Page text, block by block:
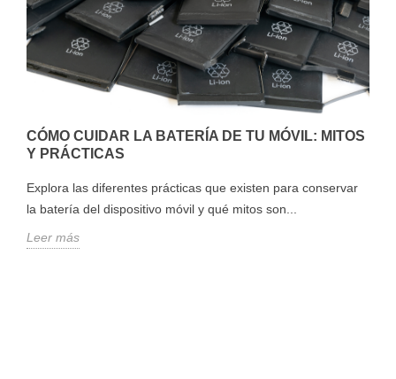
CÓMO CUIDAR LA BATERÍA DE TU MÓVIL: MITOS
Y PRÁCTICAS
Explora las diferentes prácticas que existen para conservar
la batería del dispositivo móvil y qué mitos son...
Leer más